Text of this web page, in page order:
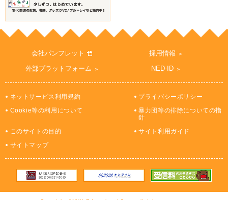
会社パンフレット
採用情報
外部プラットフォーム
NED-ID
ネットサービス利用規約
プライバシーポリシー
Cookie等の利用について
暴力団等の排除についての指
針
このサイトの目的
サイト利用ガイド
サイトマップ